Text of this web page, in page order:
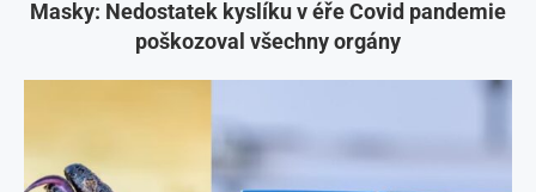
Masky: Nedostatek kyslíku v éře Covid pandemie
poškozoval všechny orgány